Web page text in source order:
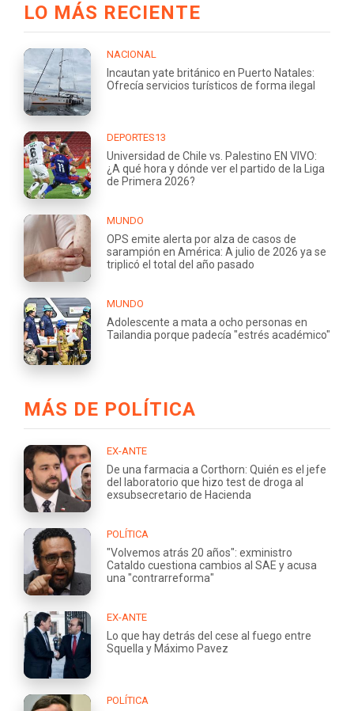
LO MÁS RECIENTE
NACIONAL
Incautan yate británico en Puerto Natales:
Ofrecía servicios turísticos de forma ilegal
DEPORTES13
Universidad de Chile vs. Palestino EN VIVO:
¿A qué hora y dónde ver el partido de la Liga
de Primera 2026?
MUNDO
OPS emite alerta por alza de casos de
sarampión en América: A julio de 2026 ya se
triplicó el total del año pasado
MUNDO
Adolescente a mata a ocho personas en
Tailandia porque padecía "estrés académico"
MÁS DE POLÍTICA
EX-ANTE
De una farmacia a Corthorn: Quién es el jefe
del laboratorio que hizo test de droga al
exsubsecretario de Hacienda
POLÍTICA
"Volvemos atrás 20 años": exministro
Cataldo cuestiona cambios al SAE y acusa
una "contrarreforma"
EX-ANTE
Lo que hay detrás del cese al fuego entre
Squella y Máximo Pavez
POLÍTICA